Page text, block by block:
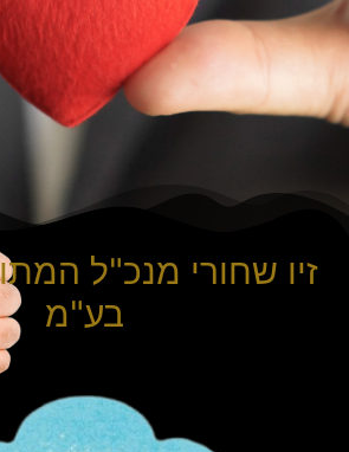
זיו שחורי מנכ"ל
בע"מ